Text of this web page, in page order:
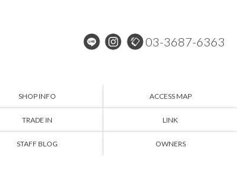
03-3687-6363
SHOP INFO ACCESS MAP
TRADE IN LINK
STAFF BLOG OWNERS